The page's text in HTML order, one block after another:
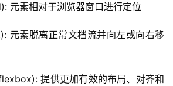
元素相对于浏览器窗口进行定位
元素脱离正常文档流并向左或向右移
提供更加有效的布局、对齐和